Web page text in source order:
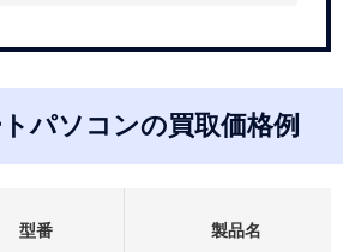
パソコンの買取価格例
型番 製品名